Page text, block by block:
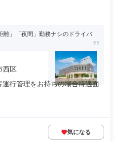
離」「夜間」勤務ナシのドライバ
西区
行管理をお持ちの場合待遇面
気になる